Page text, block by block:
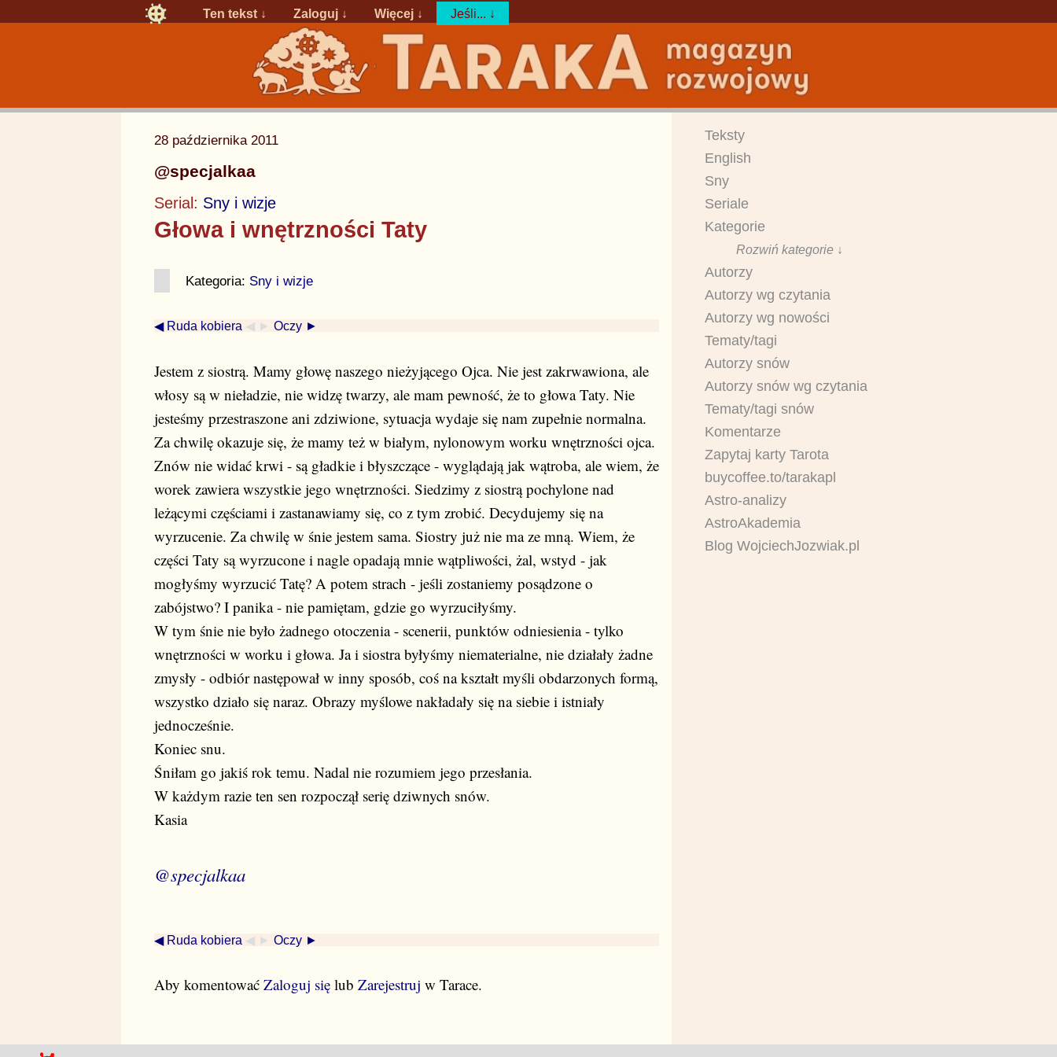
Ten tekst ↓ Zaloguj ↓ Więcej ↓ Jeśli... ↓
28 października 2011
@specjalkaa
Serial: Sny i wizje
Głowa i wnętrzności Taty
Kategoria: Sny i wizje
◀ Ruda kobiera ◀ ► Oczy ►
Jestem z siostrą. Mamy głowę naszego nieżyjącego Ojca. Nie jest zakrwawiona, ale
włosy są w nieładzie, nie widzę twarzy, ale mam pewność, że to głowa Taty. Nie
jesteśmy przestraszone ani zdziwione, sytuacja wydaje się nam zupełnie normalna.
Za chwilę okazuje się, że mamy też w białym, nylonowym worku wnętrzności ojca.
Znów nie widać krwi - są gładkie i błyszczące - wyglądają jak wątroba, ale wiem, że
worek zawiera wszystkie jego wnętrzności. Siedzimy z siostrą pochylone nad
leżącymi częściami i zastanawiamy się, co z tym zrobić. Decydujemy się na
wyrzucenie. Za chwilę w śnie jestem sama. Siostry już nie ma ze mną. Wiem, że
części Taty są wyrzucone i nagle opadają mnie wątpliwości, żal, wstyd - jak
mogłyśmy wyrzucić Tatę? A potem strach - jeśli zostaniemy posądzone o
zabójstwo? I panika - nie pamiętam, gdzie go wyrzuciłyśmy.
W tym śnie nie było żadnego otoczenia - scenerii, punktów odniesienia - tylko
wnętrzności w worku i głowa. Ja i siostra byłyśmy niematerialne, nie działały żadne
zmysły - odbiór następował w inny sposób, coś na kształt myśli obdarzonych formą,
wszystko działo się naraz. Obrazy myślowe nakładały się na siebie i istniały
jednocześnie.
Koniec snu.
Śniłam go jakiś rok temu. Nadal nie rozumiem jego przesłania.
W każdym razie ten sen rozpoczął serię dziwnych snów.
Kasia
@specjalkaa
◀ Ruda kobiera ◀ ► Oczy ►
Aby komentować Zaloguj się lub Zarejestruj w Tarace.
Teksty
English
Sny
Seriale
Kategorie
Rozwiń kategorie ↓
Autorzy
Autorzy wg czytania
Autorzy wg nowości
Tematy/tagi
Autorzy snów
Autorzy snów wg czytania
Tematy/tagi snów
Komentarze
Zapytaj karty Tarota
buycoffee.to/tarakapl
Astro-analizy
AstroAkademia
Blog WojciechJozwiak.pl